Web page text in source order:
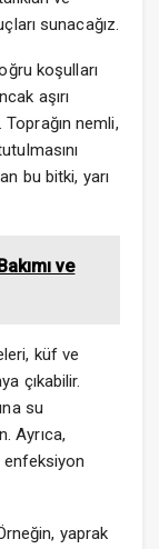
sunacağız.
koşulları
aşırı
nemli,
bu bitki, yarı
ve
küf ve
çıkabilir.
su
Ayrıca,
enfeksiyon
yaprak